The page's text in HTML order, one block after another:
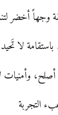
وجهاً أخضر
لا تَحيد
أصلح،
التجربة